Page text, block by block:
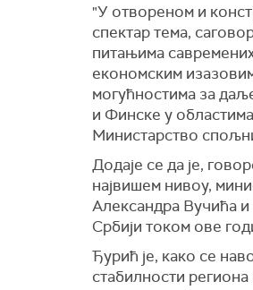
"У отвореном и
спектар тема,
питањима
економским
могућностима за
и Финске у
Министарство
Додаје се да је,
највишем нивоу,
Александра Вучића
Србији током ове
Ђурић је, како се
стабилности